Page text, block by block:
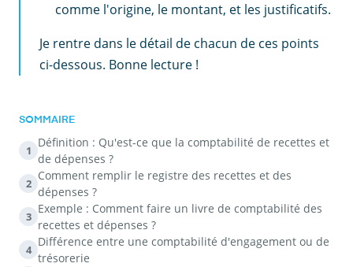
comme l'origine, le montant, et les justificatifs.
Je rentre dans le détail de chacun de ces points
ci-dessous. Bonne lecture !
SOMMAIRE
1
Définition : Qu'est-ce que la comptabilité de recettes et
de dépenses ?
2
Comment remplir le registre des recettes et des
dépenses ?
3
Exemple : Comment faire un livre de comptabilité des
recettes et dépenses ?
4
Différence entre une comptabilité d'engagement ou de
trésorerie